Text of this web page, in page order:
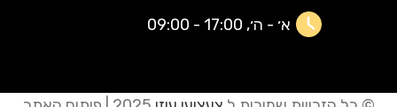
א׳ - ה׳, 17:00 - 09:00